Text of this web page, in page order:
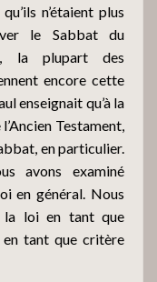
n’étaient plus
le Sabbat du
la plupart des
encore cette
enseignait qu’à la
Testament,
en particulier.
avons examiné
en général. Nous
la loi en tant que
tant que critère